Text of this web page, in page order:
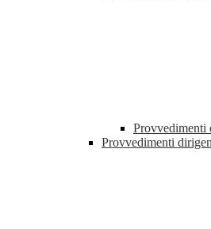
Provvedimenti
Provvedimenti